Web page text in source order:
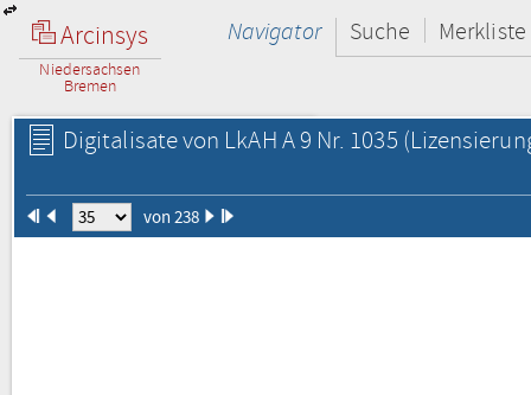
Arcinsys
Niedersachsen
Bremen
Navigator Suche Merkliste
Digitalisate von LkAH A 9 Nr. 1035
von 238